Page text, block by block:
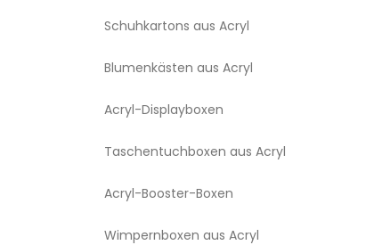
Schuhkartons aus Acryl
Blumenkästen aus Acryl
Acryl-Displayboxen
Taschentuchboxen aus Acryl
Acryl-Booster-Boxen
Wimpernboxen aus Acryl